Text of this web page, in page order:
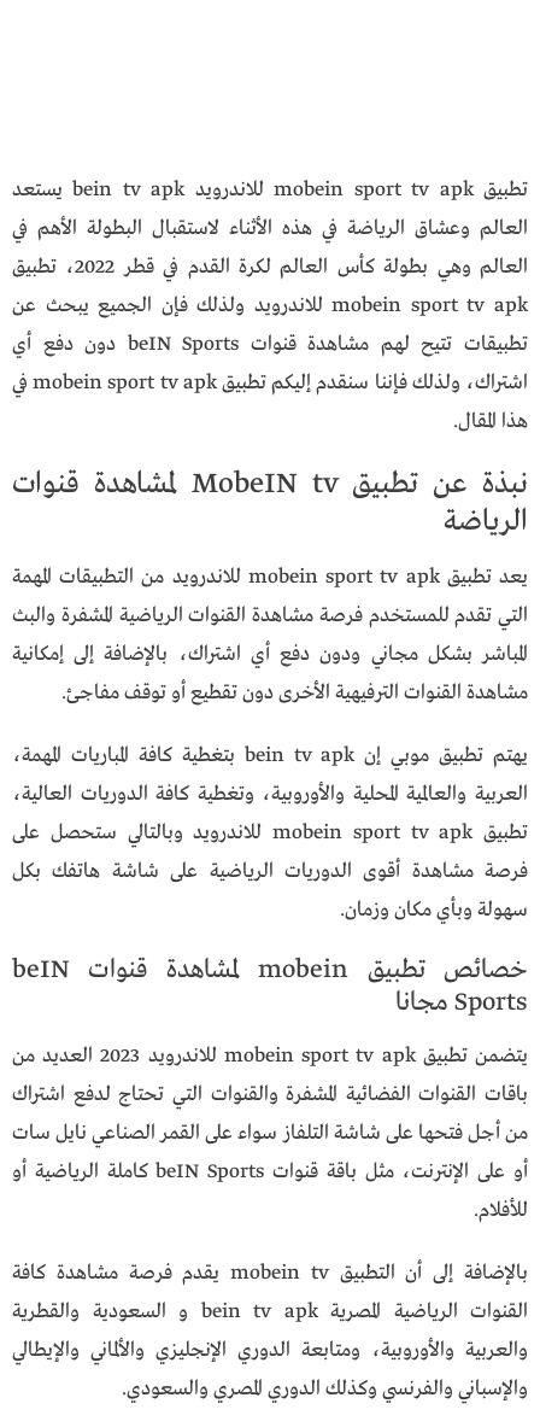
تطبيق mobein sport tv apk للاندرويد bein tv apkيستعد
العالم وعشاق الرياضة في هذه الأثناء لاستقبال البطولة الأهم في
العالم وهي بطولة كأس العالم لكرة القدم في قطر 2022، تطبيق
mobein sport tv apk للاندرويد ولذلك فإن الجميع يبحث عن
تطبيقات تتيح لهم مشاهدة قنوات beIN Sports دون دفع أي
اشتراك، ولذلك فإننا سنقدم إليكم تطبيق mobein sport tv apk في
هذا المقال.
نبذة عن تطبيق MobeIN tv لمشاهدة قنوات
الرياضة
يعد تطبيق mobein sport tv apk للاندرويد من التطبيقات المهمة
التي تقدم للمستخدم فرصة مشاهدة القنوات الرياضية المشفرة والبث
المباشر بشكل مجاني ودون دفع أي اشتراك، بالإضافة إلى إمكانية
مشاهدة القنوات الترفيهية الأخرى دون تقطيع أو توقف مفاجئ.
يهتم تطبيق موبي إنbein tv apk بتغطية كافة المباريات المهمة،
العربية والعالمية المحلية والأوروبية، وتغطية كافة الدوريات العالية،
تطبيق mobein sport tv apk للاندرويد وبالتالي ستحصل على
فرصة مشاهدة أقوى الدوريات الرياضية على شاشة هاتفك بكل
سهولة وبأي مكان وزمان.
خصائص تطبيق mobein لمشاهدة قنوات beIN
Sports مجانا
يتضمن تطبيق mobein sport tv apk للاندرويد 2023 العديد من
باقات القنوات الفضائية المشفرة والقنوات التي تحتاج لدفع اشتراك
من أجل فتحها على شاشة التلفاز سواء على القمر الصناعي نايل سات
أو على الإنترنت، مثل باقة قنوات beIN Sports كاملة الرياضية أو
للأفلام.
بالإضافة إلى أن التطبيقmobein tvيقدم فرصة مشاهدة كافة
القنوات الرياضية المصريةbein tv apk و السعودية والقطرية
والعربية والأوروبية، ومتابعة الدوري الإنجليزي والألماني والإيطالي
والإسباني والفرنسي وكذلك الدوري المصري والسعودي.